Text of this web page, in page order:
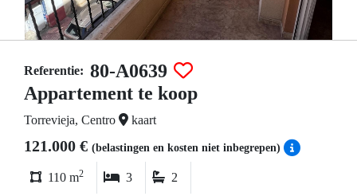
Referentie: 80-A0639
Appartement te koop
Torrevieja, Centro kaart
121.000 € (belastingen en kosten niet inbegrepen)
110 m2 3 2